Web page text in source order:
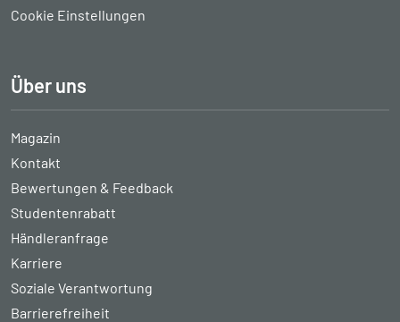
Cookie Einstellungen
Über uns
Magazin
Kontakt
Bewertungen & Feedback
Studentenrabatt
Händleranfrage
Karriere
Soziale Verantwortung
Barrierefreiheit